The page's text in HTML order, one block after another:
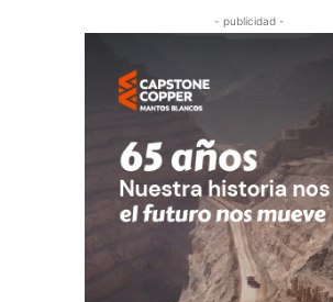
- publicidad -